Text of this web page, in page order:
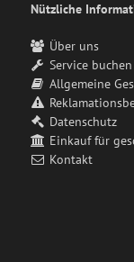
Nützliche
Über uns
Service buchen
Allgemeine
Datenschutz
Einkauf für
Kontakt